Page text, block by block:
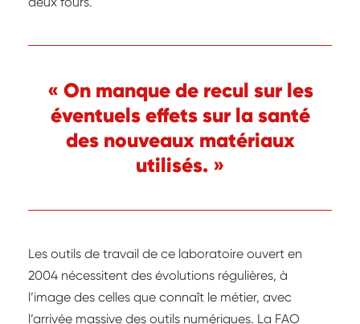
« On manque de recul sur les
éventuels effets sur la santé
des nouveaux matériaux
utilisés. »
Les outils de travail de ce laboratoire ouvert en
2004 nécessitent des évolutions régulières, à
l’image des celles que connaît le métier, avec
l’arrivée massive des outils numériques. La FAO